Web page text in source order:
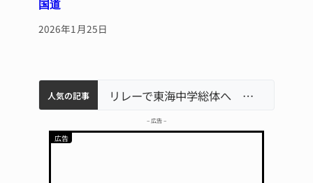
国道
2026年1月25日
人気の記事
中学校の陶壁モニュメント 地元建設会社がボランティアで清掃 伊賀名張市立病院のDMAT、熊本地震の被災地へ 能登以来3回目の派遣
【インターハイ⑨】ソフトテニス ミス減らし上位狙う 近大高専
リレーで東海中学総体へ 伊賀・名張 【インターハイ⑪】女子ホッケー 悲願の初出場、個性生かす 名張青峰
– 広告 –